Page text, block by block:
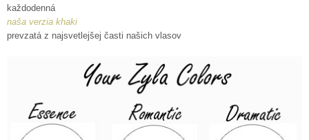
každodenná
naša verzia khaki
prevzatá z najsvetlejšej časti našich vlasov